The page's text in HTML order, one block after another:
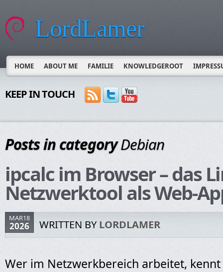
LordLamer
HOME ABOUT ME FAMILIE KNOWLEDGEROOT
KEEP IN TOUCH
Posts in categoryDebian
ipcalc im Browser – das
Netzwerktool als Web-
MAR18
2026 WRITTEN BYLORDLAMER
Wer im Netzwerkbereich arbeitet, kennt